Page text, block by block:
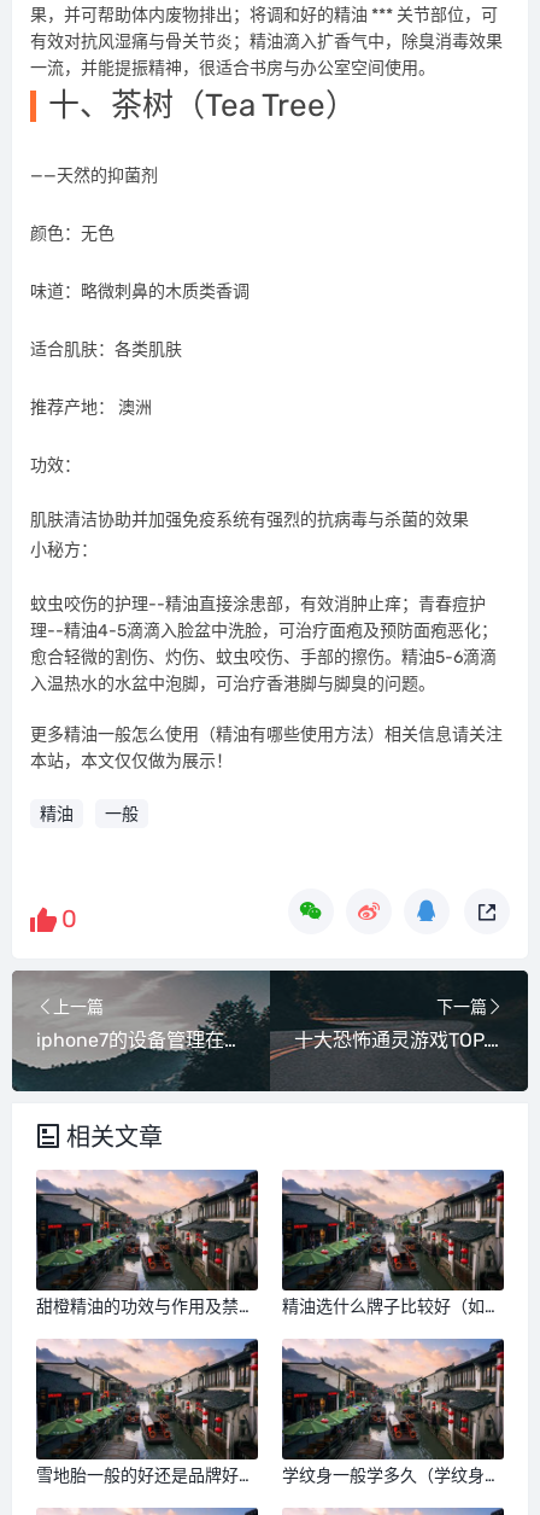
果，并可帮助体内废物排出；将调和好的精油 *** 关节部位，可
有效对抗风湿痛与骨关节炎；精油滴入扩香气中，除臭消毒效果
一流，并能提振精神，很适合书房与办公室空间使用。
十、茶树（Tea Tree）
——天然的抑菌剂
颜色：无色
味道：略微刺鼻的木质类香调
适合肌肤：各类肌肤
推荐产地： 澳洲
功效：
肌肤清洁协助并加强免疫系统有强烈的抗病毒与杀菌的效果
小秘方：
蚊虫咬伤的护理--精油直接涂患部，有效消肿止痒；青春痘护
理--精油4-5滴滴入脸盆中洗脸，可治疗面疱及预防面疱恶化；
愈合轻微的割伤、灼伤、蚊虫咬伤、手部的擦伤。精油5-6滴滴
入温热水的水盆中泡脚，可治疗香港脚与脚臭的问题。
更多精油一般怎么使用（精油有哪些使用方法）相关信息请关注
本站，本文仅仅做为展示！
精油 一般
0
上一篇
iphone7的设备管理在哪里（iphone7的尺寸）
下一篇
十大恐怖通灵游戏TOP.10 - 吃粮
相关文章
甜橙精油的功效与作用及禁忌
么使用）
精油选什么牌子比较好（如何
雪地胎一般的好还是品牌好
学纹身一般学多久（学纹身大